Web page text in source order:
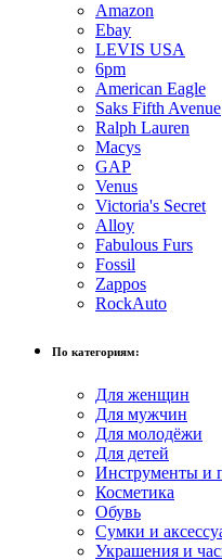
Amazon
Ebay
LEVIS USA
6pm
American Eagle
Saks Fifth Avenue
Ralph Lauren
Macys
GAP
Venus
Victoria's Secret
Alloy
Fabulous Furs
Fossil
Zappos
RockAuto
По категориям:
Для женщин
Для мужчин
Для молодёжи
Для детей
Инструменты и
Косметика
Обувь
Сумки и
Украшения и